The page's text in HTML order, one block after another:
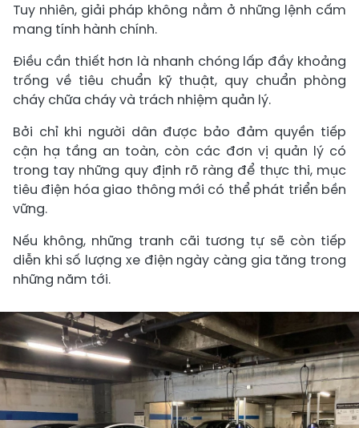
Tuy nhiên, giải pháp không nằm ở những lệnh cấm
mang tính hành chính.
Điều cần thiết hơn là nhanh chóng lấp đầy khoảng
trống về tiêu chuẩn kỹ thuật, quy chuẩn phòng
cháy chữa cháy và trách nhiệm quản lý.
Bởi chỉ khi người dân được bảo đảm quyền tiếp
cận hạ tầng an toàn, còn các đơn vị quản lý có
trong tay những quy định rõ ràng để thực thi, mục
tiêu điện hóa giao thông mới có thể phát triển bền
vững.
Nếu không, những tranh cãi tương tự sẽ còn tiếp
diễn khi số lượng xe điện ngày càng gia tăng trong
những năm tới.